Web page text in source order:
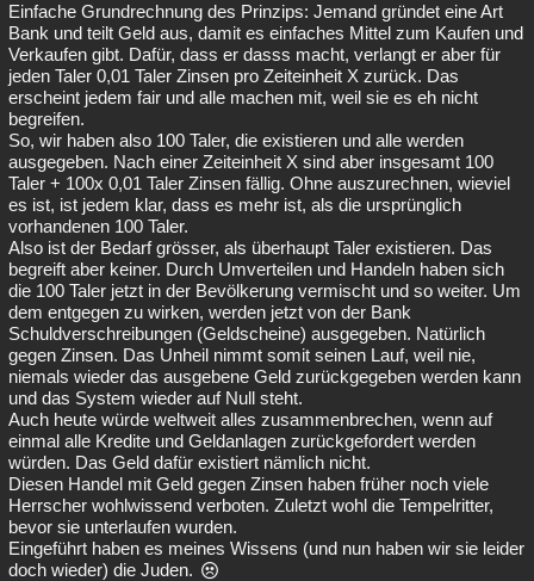
Einfache Grundrechnung des Prinzips: Jemand gründet eine Art
Bank und teilt Geld aus, damit es einfaches Mittel zum Kaufen und
Verkaufen gibt. Dafür, dass er dasss macht, verlangt er aber für
jeden Taler 0,01 Taler Zinsen pro Zeiteinheit X zurück. Das
erscheint jedem fair und alle machen mit, weil sie es eh nicht
begreifen.
So, wir haben also 100 Taler, die existieren und alle werden
ausgegeben. Nach einer Zeiteinheit X sind aber insgesamt 100
Taler + 100x 0,01 Taler Zinsen fällig. Ohne auszurechnen, wieviel
es ist, ist jedem klar, dass es mehr ist, als die ursprünglich
vorhandenen 100 Taler.
Also ist der Bedarf grösser, als überhaupt Taler existieren. Das
begreift aber keiner. Durch Umverteilen und Handeln haben sich
die 100 Taler jetzt in der Bevölkerung vermischt und so weiter. Um
dem entgegen zu wirken, werden jetzt von der Bank
Schuldverschreibungen (Geldscheine) ausgegeben. Natürlich
gegen Zinsen. Das Unheil nimmt somit seinen Lauf, weil nie,
niemals wieder das ausgebene Geld zurückgegeben werden kann
und das System wieder auf Null steht.
Auch heute würde weltweit alles zusammenbrechen, wenn auf
einmal alle Kredite und Geldanlagen zurückgefordert werden
würden. Das Geld dafür existiert nämlich nicht.
Diesen Handel mit Geld gegen Zinsen haben früher noch viele
Herrscher wohlwissend verboten. Zuletzt wohl die Tempelritter,
bevor sie unterlaufen wurden.
Eingeführt haben es meines Wissens (und nun haben wir sie leider
doch wieder) die Juden.